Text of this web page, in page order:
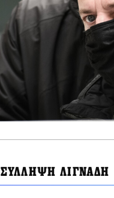
ΣΥΛΛΗΨΗ ΛΙΓΝΑΔΗ